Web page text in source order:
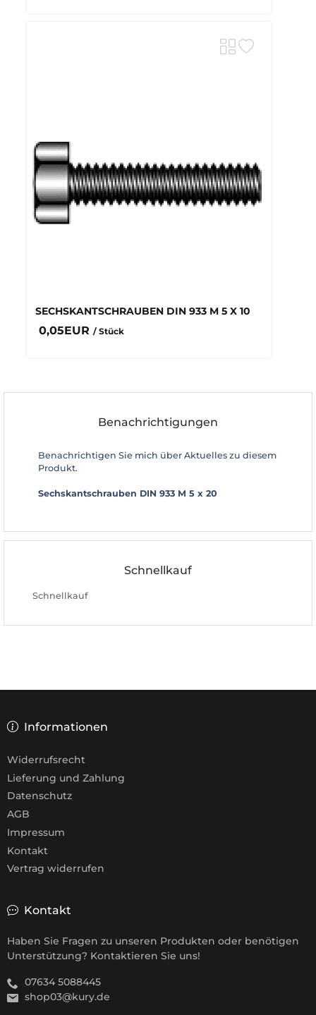
SECHSKANTSCHRAUBEN DIN 933 M 5 X 10
0,05EUR / Stück
Benachrichtigungen
Benachrichtigen Sie mich über Aktuelles zu diesem
Produkt.
Sechskantschrauben DIN 933 M 5 x 20
Schnellkauf
Schnellkauf
Informationen
Widerrufsrecht
Lieferung und Zahlung
Datenschutz
AGB
Impressum
Kontakt
Vertrag widerrufen
Kontakt
Haben Sie Fragen zu unseren Produkten oder benötigen
Unterstützung? Kontaktieren Sie uns!
07634 5088445
shop03@kury.de